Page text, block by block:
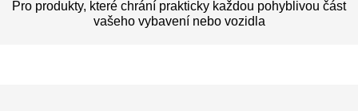
Pro produkty, které chrání prakticky každou pohyblivou část
vašeho vybavení nebo vozidla